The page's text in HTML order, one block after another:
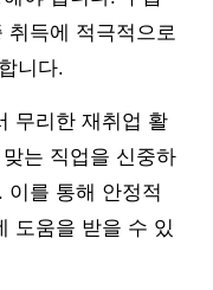
취득에 적극적으로
니다.
무리한 재취업 활
는 직업을 신중하
이를 통해 안정적
도움을 받을 수 있